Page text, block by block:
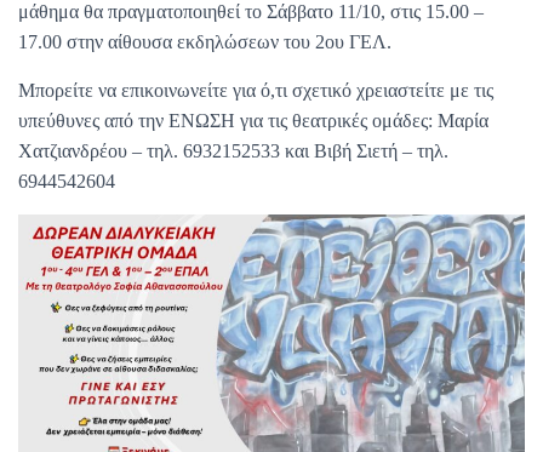
μάθημα θα πραγματοποιηθεί το Σάββατο 11/10, στις 15.00 –
17.00 στην αίθουσα εκδηλώσεων του 2ου ΓΕΛ.
Μπορείτε να επικοινωνείτε για ό,τι σχετικό χρειαστείτε με τις
υπεύθυνες από την ΕΝΩΣΗ για τις θεατρικές ομάδες: Μαρία
Χατζιανδρέου – τηλ. 6932152533 και Βιβή Σιετή – τηλ.
6944542604